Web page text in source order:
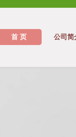
首 页 公司简